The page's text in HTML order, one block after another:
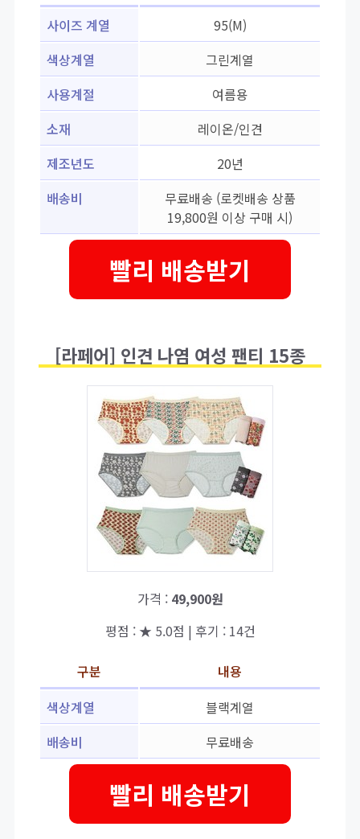
사이즈 계열
95(M)
색상계열
그린계열
사용계절
여름용
소재
레이온/인견
제조년도
20년
배송비
무료배송 (로켓배송 상품
19,800원 이상 구매 시)
빨리 배송받기
[라페어] 인견 나염 여성 팬티 15종
가격 : 49,900원
평점 : ★ 5.0점 | 후기 : 14건
구분
내용
색상계열
블랙계열
배송비
무료배송
빨리 배송받기